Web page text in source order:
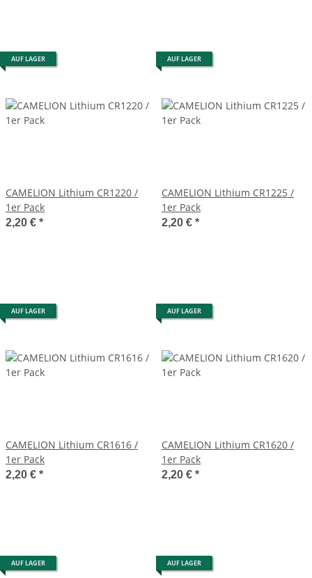
AUF LAGER
CAMELION Lithium CR1220 /
1er Pack
2,20 € *
AUF LAGER
CAMELION Lithium CR1225 /
1er Pack
2,20 € *
AUF LAGER
CAMELION Lithium CR1616 /
1er Pack
2,20 € *
AUF LAGER
CAMELION Lithium CR1620 /
1er Pack
2,20 € *
AUF LAGER AUF LAGER